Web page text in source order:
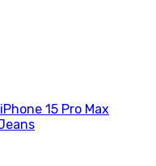
15 Pro Max